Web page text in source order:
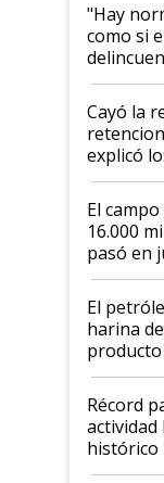
"Hay
como si
al
habló
Cayó la
explicó
El
16.000
pasó en
El
harina
producto
el agro
diez
liderazgo
récord
Récord
actividad
histórico
cosecha